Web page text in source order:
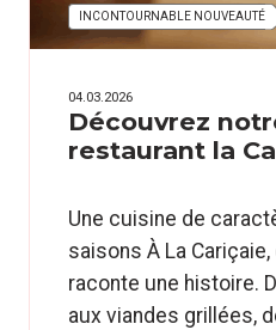
INCONTOURNABLE NOUVEAUTÉ
04.03.2026
Découvrez
restaurant la
Une cuisine de
saisons À La
raconte une histoire.
aux viandes grillées,